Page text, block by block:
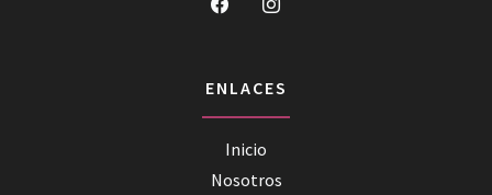
ENLACES
Inicio
Nosotros